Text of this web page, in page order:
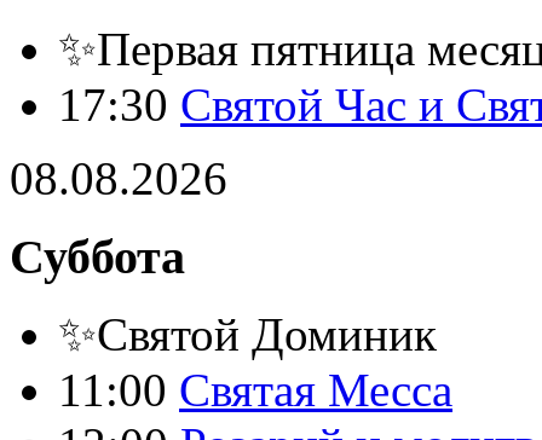
✨Первая пятница
17:30 Святой Час и
08.08.2026
Суббота
✨Святой Доминик
11:00 Святая Месса